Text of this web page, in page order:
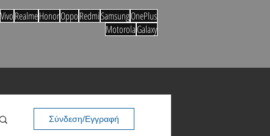
Σύνδεση/Εγγραφή
VivoRealmeHonorOppoRedmiSamsungOnePlus
MotorolaGalaxy